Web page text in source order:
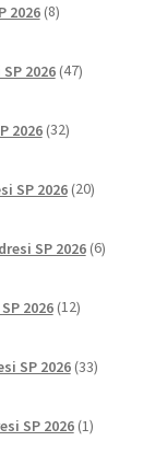
2026 8izdelkov
2026 47izdelkov
2026 32izdelkov
SP 2026 20izdelkov
SP 2026 6izdelkov
2026 12izdelkov
SP 2026 33izdelkov
SP 2026 1izdelek